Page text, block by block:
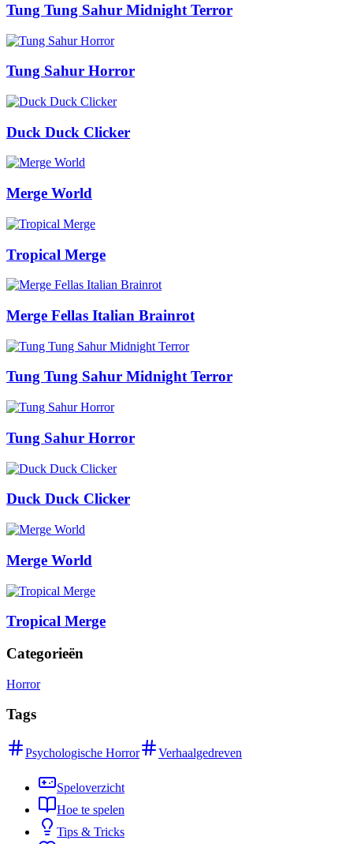
Tung Tung Sahur Midnight Terror
Tung Sahur Horror
Duck Duck Clicker
Merge World
Tropical Merge
Merge Fellas Italian Brainrot
Tung Tung Sahur Midnight Terror
Tung Sahur Horror
Duck Duck Clicker
Merge World
Tropical Merge
Categorieën
Horror
Tags
Psychologische Horror Verhaalgedreven
Speloverzicht
Hoe te spelen
Tips & Tricks